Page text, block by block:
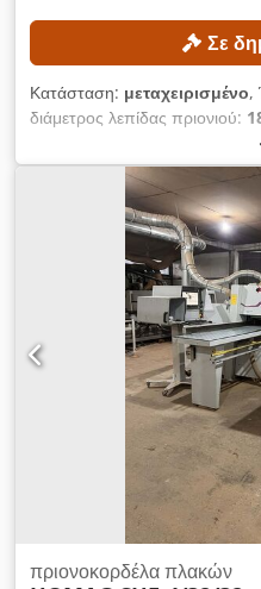
Σε
Κατάσταση: μεταχειρισμένο,
διάμετρος λεπίδας πριονιού:
ΛΕΠΤΟΜΕΡΕΙΕΣ Τρόλεϊ
πριονόδισκου: 125 mm
Μέγιστη ταχύτητα
Usx Ambor Μέγιστη
κινητήρα: 21 kW
πριονόδισκου: 180 mm Ισχύς
ταχύτητα προώθησης: 150
Ανυψωτικό τραπέζι Μονάδα
ετικετών με γραμμωτό κώδικα
παραδίδεται στην πραγματική
(«όπως είναι και όπως
τεκμηρίωση και τεχνικά/
χαρακτήρα. Ο αγοραστής έχει
προϊόν πριν από την
για την εγκατάσταση, την
μηχανήματος στον
πριονοκορδέλα πλακών